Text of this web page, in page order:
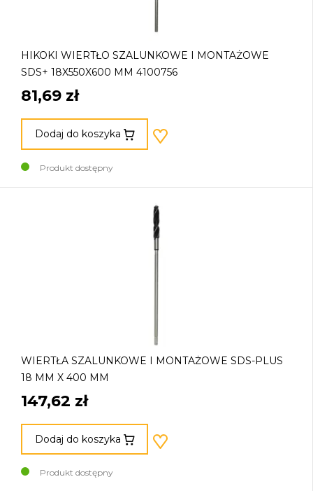
HIKOKI WIERTŁO SZALUNKOWE I MONTAŻOWE
SDS+ 18X550X600 MM 4100756
81,69 zł
Dodaj do koszyka
Produkt dostępny
WIERTŁA SZALUNKOWE I MONTAŻOWE SDS-PLUS
18 MM X 400 MM
147,62 zł
Dodaj do koszyka
Produkt dostępny